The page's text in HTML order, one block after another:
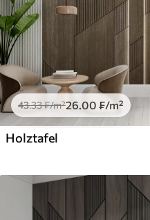
43.33₣/m²26 .00 ₣/m²
Holztafel